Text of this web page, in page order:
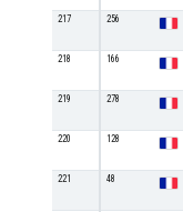
217 256
218 166
219 278
220 128
221 48